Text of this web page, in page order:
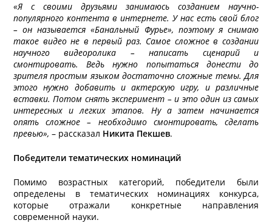
«Я с своими друзьями занимаюсь созданием научно-
популярного контента в интернете. У нас есть свой блог
– он называется «Банальный Фурье», поэтому я снимаю
такое видео не в первый раз. Самое сложное в создании
научного видеоролика – написать сценарий и
смонтировать. Ведь нужно попытаться донести до
зрителя простым языком достаточно сложные темы. Для
этого нужно добавить и актерскую игру, и различные
вставки. Потом снять эксперимент – и это один из самых
интересных и легких этапов. Ну а затем начинается
опять сложное – необходимо смонтировать, сделать
превью», – рассказал Никита Пекшев.
Победители тематических номинаций
Помимо возрастных категорий, победители были
определены в тематических номинациях конкурса,
которые отражали конкретные направления
современной науки.